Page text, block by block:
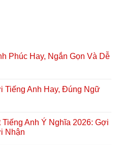
Phúc Hay, Ngắn Gọn Và Dễ
Tiếng Anh Hay, Đúng Ngữ
Anh Ý Nghĩa 2026: Gợi
Nhận